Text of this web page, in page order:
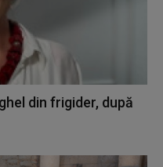
din frigider, după